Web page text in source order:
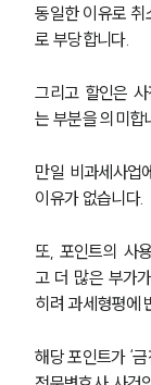
동일한 이유로 취
로 부당합니다.
그리고 할인은
는 부분을 의미합
만일 비과세사업
이유가 없습니다.
또, 포인트의 사
고 더 많은 부가
히려 과세형평에
해당 포인트가 ‘